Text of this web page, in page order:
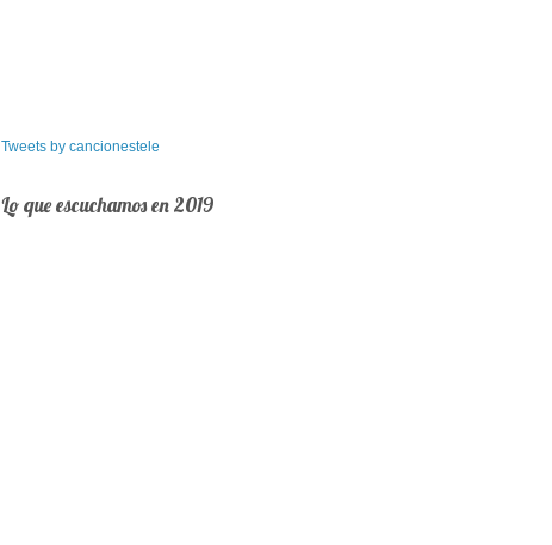
Tweets by cancionestele
Lo que escuchamos en 2019